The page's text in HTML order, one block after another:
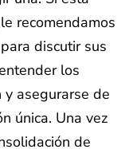
recomendamos
discutir sus
los
y asegurarse de
única. Una vez
de